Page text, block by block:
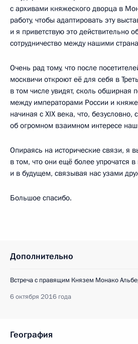
с архивами княжеского дворца в
работу, чтобы адаптировать эту
и я приветствую это действительно
сотрудничество между нашими
Очень рад тому, что после
москвичи откроют её для себя в
в том числе увидят, сколь обширная
между императорами России и
начиная с XIX века, что, безусловно,
об огромном взаимном интересе
Опираясь на исторические связи, я
в том, что они ещё более упрочатся
и в будущем, связывая нас узами
Большое спасибо.
Дополнительно
Встреча с правящим Князем Монако
6 октября 2016 года
География